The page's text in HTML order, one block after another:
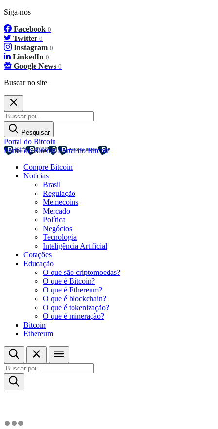
Siga-nos
Facebook 0
Twitter 0
Instagram 0
LinkedIn 0
Google News 0
Buscar no site
Pesquisar
Portal do Bitcoin
Portal do BitcoinPortal do Bitcoin
Compre Bitcoin
Notícias
Brasil
Regulação
Memecoins
Mercado
Política
Negócios
Tecnologia
Inteligência Artificial
Cotações
Educação
O que são criptomoedas?
O que é Bitcoin?
O que é Ethereum?
O que é blockchain?
O que é tokenização?
O que é mineração?
Bitcoin
Ethereum